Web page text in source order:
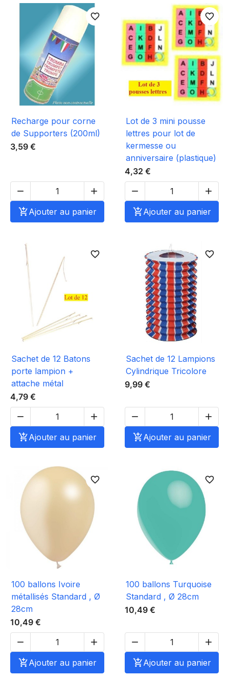
favorite_border
Recharge pour corne
de Supporters (200ml)
3,59 €


Ajouter au panier
favorite_border
Lot de 3 mini pousse
lettres pour lot de
kermesse ou
anniversaire (plastique)
4,32 €


Ajouter au panier
favorite_border
Sachet de 12 Batons
porte lampion +
attache métal
4,79 €


Ajouter au panier
favorite_border
Sachet de 12 Lampions
Cylindrique Tricolore
9,99 €


Ajouter au panier
favorite_border
100 ballons Ivoire
métallisés Standard , Ø
28cm
10,49 €


Ajouter au panier
favorite_border
100 ballons Turquoise
Standard , Ø 28cm
10,49 €


Ajouter au panier